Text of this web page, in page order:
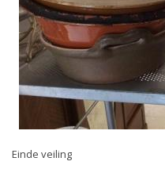
Einde veiling